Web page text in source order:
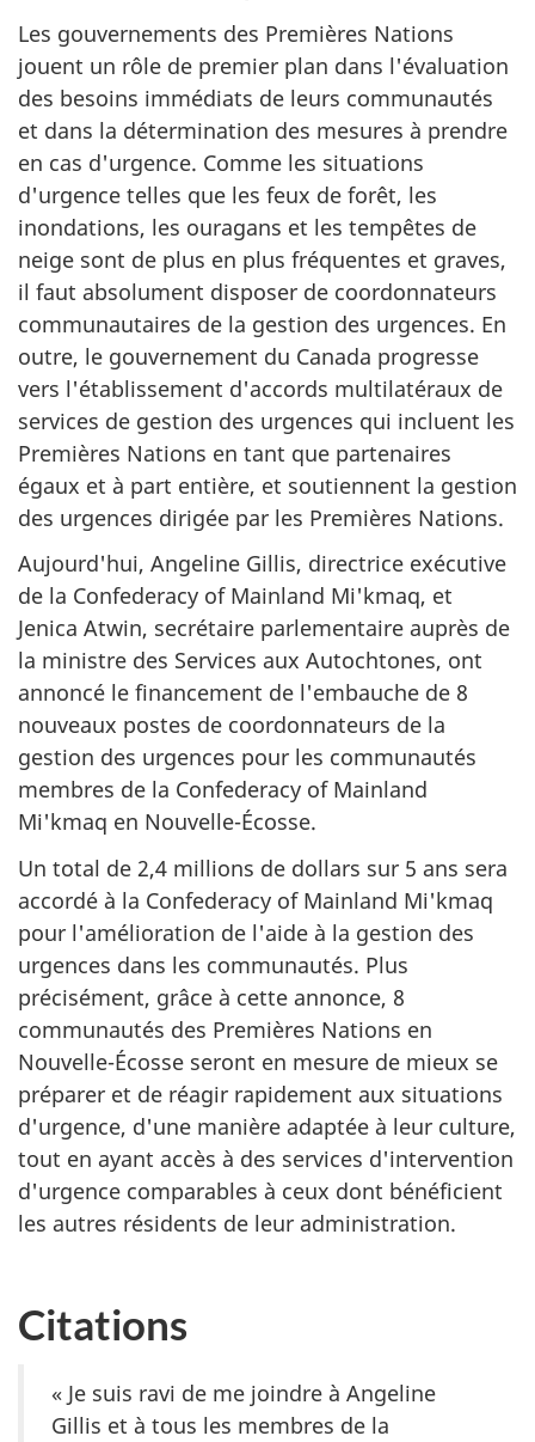
Les gouvernements des Premières Nations
jouent un rôle de premier plan dans l'évaluation
des besoins immédiats de leurs communautés
et dans la détermination des mesures à prendre
en cas d'urgence. Comme les situations
d'urgence telles que les feux de forêt, les
inondations, les ouragans et les tempêtes de
neige sont de plus en plus fréquentes et graves,
il faut absolument disposer de coordonnateurs
communautaires de la gestion des urgences. En
outre, le gouvernement du Canada progresse
vers l'établissement d'accords multilatéraux de
services de gestion des urgences qui incluent les
Premières Nations en tant que partenaires
égaux et à part entière, et soutiennent la gestion
des urgences dirigée par les Premières Nations.
Aujourd'hui, Angeline Gillis, directrice exécutive
de la Confederacy of Mainland Mi'kmaq, et
Jenica Atwin, secrétaire parlementaire auprès de
la ministre des Services aux Autochtones, ont
annoncé le financement de l'embauche de 8
nouveaux postes de coordonnateurs de la
gestion des urgences pour les communautés
membres de la Confederacy of Mainland
Mi'kmaq en Nouvelle-Écosse.
Un total de 2,4 millions de dollars sur 5 ans sera
accordé à la Confederacy of Mainland Mi'kmaq
pour l'amélioration de l'aide à la gestion des
urgences dans les communautés. Plus
précisément, grâce à cette annonce, 8
communautés des Premières Nations en
Nouvelle-Écosse seront en mesure de mieux se
préparer et de réagir rapidement aux situations
d'urgence, d'une manière adaptée à leur culture,
tout en ayant accès à des services d'intervention
d'urgence comparables à ceux dont bénéficient
les autres résidents de leur administration.
Citations
« Je suis ravi de me joindre à Angeline
Gillis et à tous les membres de la